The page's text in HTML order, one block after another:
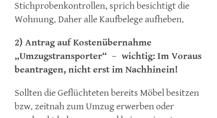
Stichprobenkontrollen, sprich besichtigt die
Wohnung. Daher alle Kaufbelege aufheben.
2) Antrag auf Kostenübernahme
„Umzugstransporter“ – wichtig: Im Voraus
beantragen, nicht erst im Nachhinein!
Sollten die Geflüchteten bereits Möbel besitzen
bzw. zeitnah zum Umzug erwerben oder